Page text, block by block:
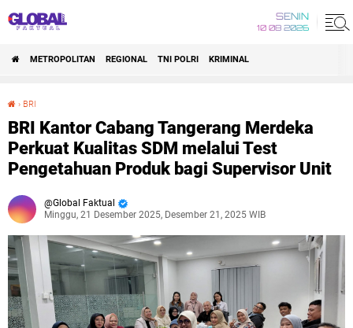
SENIN
10 08 2026
METROPOLITAN REGIONAL TNI POLRI KRIMINAL
› BRI
BRI Kantor Cabang Tangerang Merdeka
Perkuat Kualitas SDM melalui Test
Pengetahuan Produk bagi Supervisor Unit
Global Faktual
Minggu, 21 Desember 2025, Desember 21, 2025 WIB